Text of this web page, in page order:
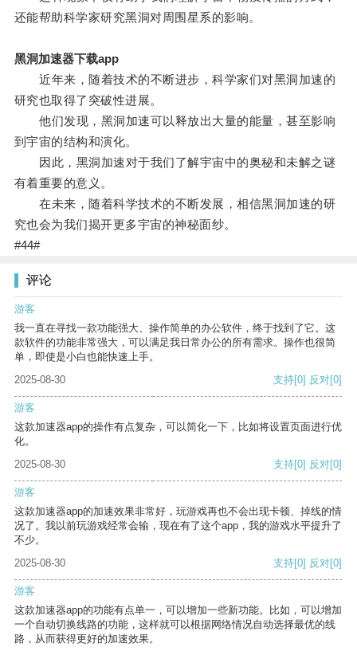
还能帮助科学家研究黑洞对周围星系的影响。
黑洞加速器下载app
近年来，随着技术的不断进步，科学家们对黑洞加速的
研究也取得了突破性进展。
他们发现，黑洞加速可以释放出大量的能量，甚至影响
到宇宙的结构和演化。
因此，黑洞加速对于我们了解宇宙中的奥秘和未解之谜
有着重要的意义。
在未来，随着科学技术的不断发展，相信黑洞加速的研
究也会为我们揭开更多宇宙的神秘面纱。
#44#
评论
游客
我一直在寻找一款功能强大、操作简单的办公软件，终于找到了它。这
款软件的功能非常强大，可以满足我日常办公的所有需求。操作也很简
单，即使是小白也能快速上手。
2025-08-30
支持[0] 反对[0]
游客
这款加速器app的操作有点复杂，可以简化一下，比如将设置页面进行优
化。
2025-08-30
支持[0] 反对[0]
游客
这款加速器app的加速效果非常好，玩游戏再也不会出现卡顿、掉线的情
况了。我以前玩游戏经常会输，现在有了这个app，我的游戏水平提升了
不少。
2025-08-30
支持[0] 反对[0]
游客
这款加速器app的功能有点单一，可以增加一些新功能。比如，可以增加
一个自动切换线路的功能，这样就可以根据网络情况自动选择最优的线
路，从而获得更好的加速效果。